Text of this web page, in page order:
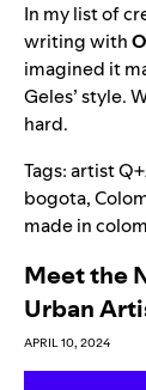
In my list of
writing with
imagined it
Geles’ style.
hard.
Tags:artist
bogota,
made in
Meet the
Urban
APRIL 10, 2024